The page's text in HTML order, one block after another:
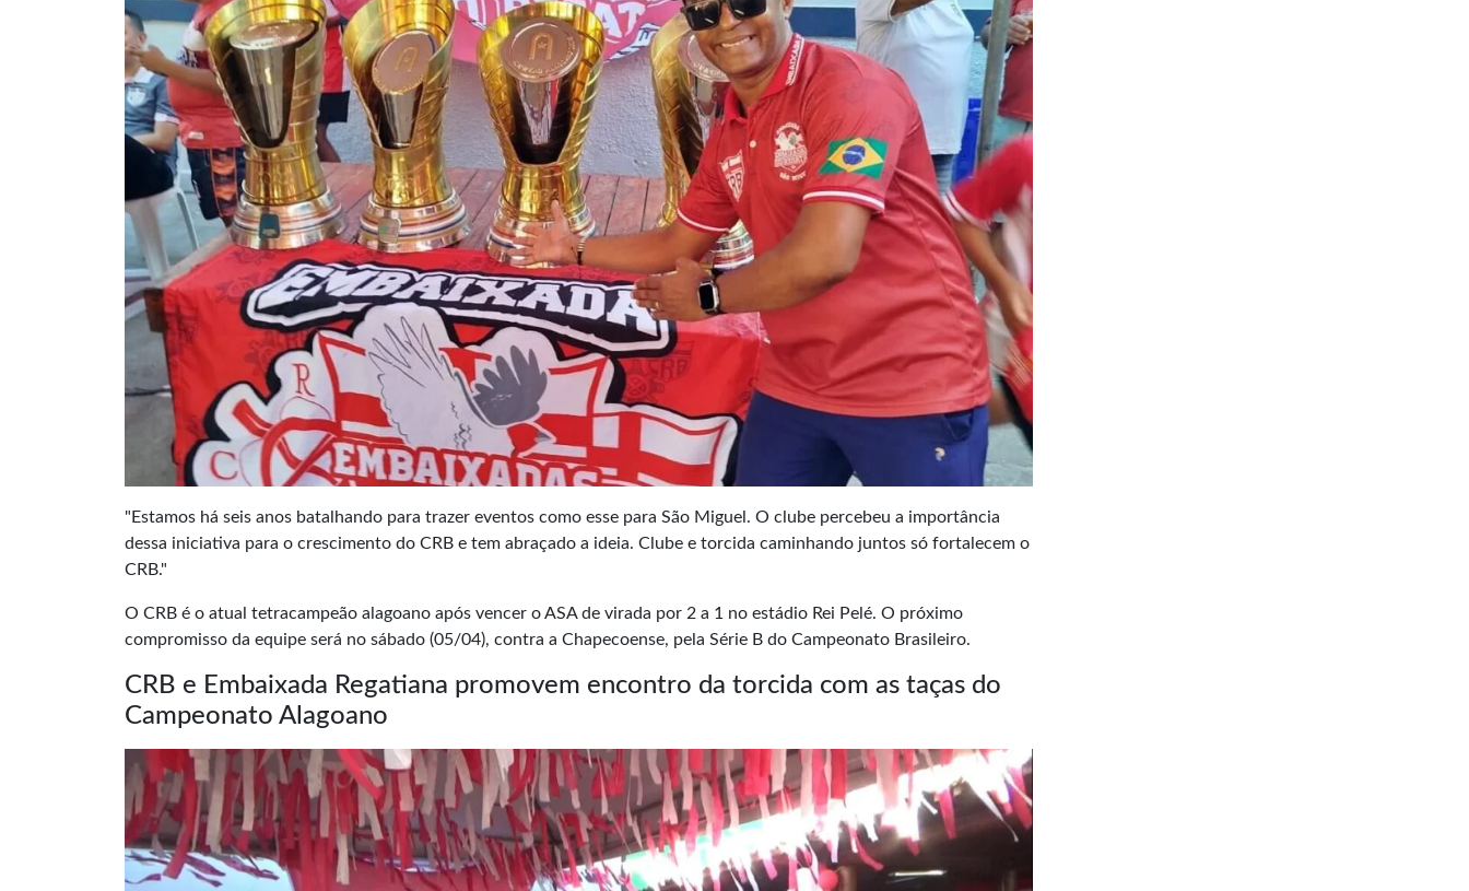
"Estamos há seis anos batalhando para trazer eventos como esse para São Miguel. O clube percebeu a importância
dessa iniciativa para o crescimento do CRB e tem abraçado a ideia. Clube e torcida caminhando juntos só fortalecem o
CRB."
O CRB é o atual tetracampeão alagoano após vencer o ASA de virada por 2 a 1 no estádio Rei Pelé. O próximo
compromisso da equipe será no sábado (05/04), contra a Chapecoense, pela Série B do Campeonato Brasileiro.
CRB e Embaixada Regatiana promovem encontro da torcida com as taças do
Campeonato Alagoano